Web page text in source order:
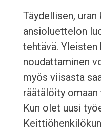
Täydellisen, uran
ansioluettelon
tehtävä.
noudattaminen
myös viisasta
räätälöity
Kun olet uusi